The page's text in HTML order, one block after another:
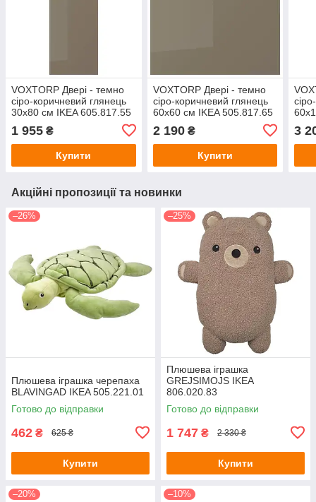
VOXTORP Двері - темно
сіро-коричневий глянець
30х80 см IKEA 605.817.55
1 955 ₴
Купити
VOXTORP Двері - темно
сіро-коричневий глянець
60х60 см IKEA 505.817.65
2 190₴
Купити
3
Акційні пропозиції та новинки
–26%
Плюшева іграшка черепаха
BLAVINGAD IKEA 505.221.01
Готово до відправки
462 ₴ 625 ₴
Купити
–25%
Плюшева іграшка
GREJSIMOJS IKEA
806.020.83
Готово до відправки
1 747 ₴ 2 330 ₴
Купити
–20% –10%